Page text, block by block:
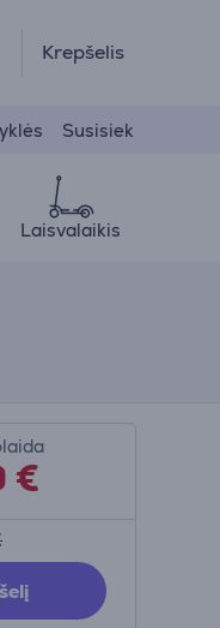
Krepšelis
Susisiek
Laisvalaikis
€